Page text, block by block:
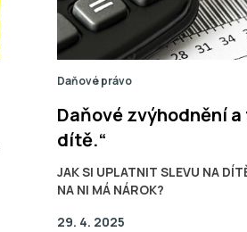
Daňové právo
Daňové zvýhodnění a
dítě.“
JAK SI UPLATNIT SLEVU NA
NA NI MÁ NÁROK?
29. 4. 2025